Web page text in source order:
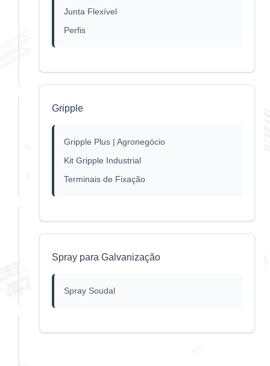
Junta Flexível
Perfis
Gripple
Gripple Plus | Agronegócio
Kit Gripple Industrial
Terminais de Fixação
Spray para Galvanização
Spray Soudal
Inox
Barra
Roscada
4.8 GST
Barra
GST
BATEDOR DE